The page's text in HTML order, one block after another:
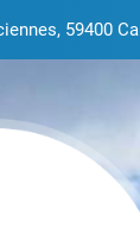
59400